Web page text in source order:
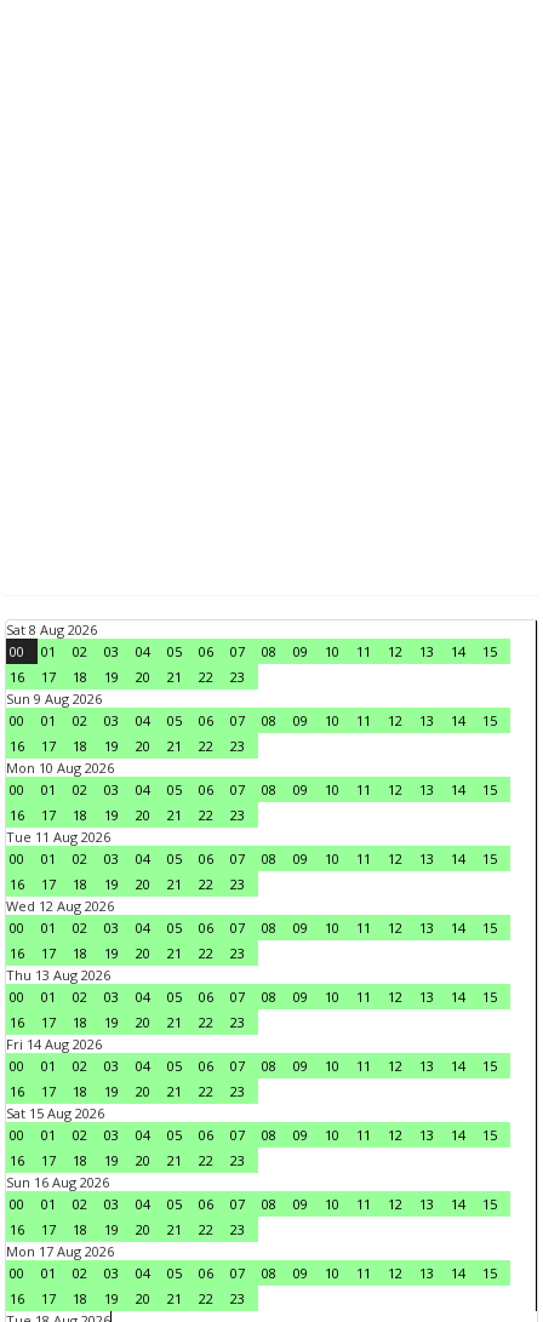
Sat 8 Aug 2026
00
01 02 03 04 05 06 07 08 09 10 11 12 13 14
15
16
17 18 19 20 21 22
23
Sun 9 Aug 2026
00
01 02 03 04 05 06 07 08 09 10 11 12 13 14
15
16
17 18 19 20 21 22
23
Mon 10 Aug 2026
00
01 02 03 04 05 06 07 08 09 10 11 12 13 14
15
16
17 18 19 20 21 22
23
Tue 11 Aug 2026
00
01 02 03 04 05 06 07 08 09 10 11 12 13 14
15
16
17 18 19 20 21 22
23
Wed 12 Aug 2026
00
01 02 03 04 05 06 07 08 09 10 11 12 13 14
15
16
17 18 19 20 21 22
23
Thu 13 Aug 2026
00
01 02 03 04 05 06 07 08 09 10 11 12 13 14
15
16
17 18 19 20 21 22
23
Fri 14 Aug 2026
00
01 02 03 04 05 06 07 08 09 10 11 12 13 14
15
16
17 18 19 20 21 22
23
Sat 15 Aug 2026
00
01 02 03 04 05 06 07 08 09 10 11 12 13 14
15
16
17 18 19 20 21 22
23
Sun 16 Aug 2026
00
01 02 03 04 05 06 07 08 09 10 11 12 13 14
15
16
17 18 19 20 21 22
23
Mon 17 Aug 2026
00
01 02 03 04 05 06 07 08 09 10 11 12 13 14
15
16
17 18 19 20 21 22
23